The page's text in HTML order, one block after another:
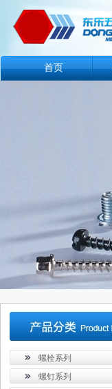
首页
螺栓系列
螺钉系列